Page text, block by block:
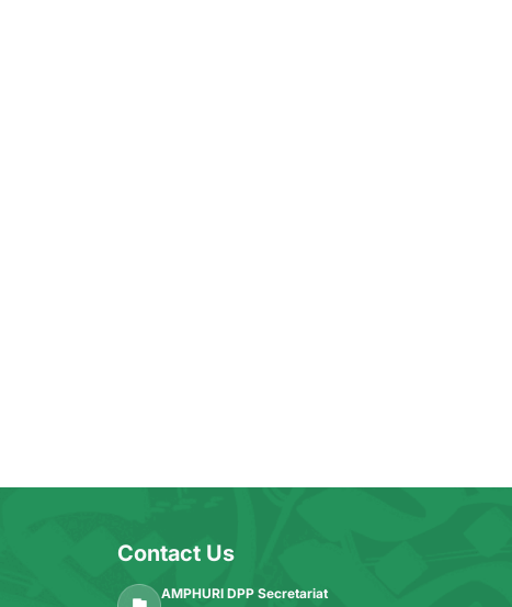
Contact Us
AMPHURI DPP Secretariat